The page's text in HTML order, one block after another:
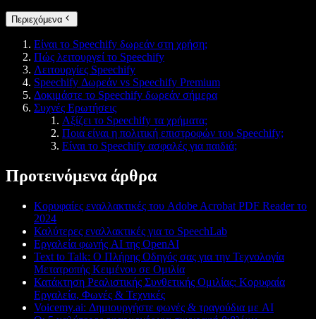
Περιεχόμενα
Είναι το Speechify δωρεάν στη χρήση;
Πώς λειτουργεί το Speechify
Λειτουργίες Speechify
Speechify Δωρεάν vs Speechify Premium
Δοκιμάστε το Speechify δωρεάν σήμερα
Συχνές Ερωτήσεις
Αξίζει το Speechify τα χρήματα;
Ποια είναι η πολιτική επιστροφών του Speechify;
Είναι το Speechify ασφαλές για παιδιά;
Προτεινόμενα άρθρα
Κορυφαίες εναλλακτικές του Adobe Acrobat PDF Reader το
2024
Καλύτερες εναλλακτικές για το SpeechLab
Εργαλεία φωνής AI της OpenAI
Text to Talk: Ο Πλήρης Οδηγός σας για την Τεχνολογία
Μετατροπής Κειμένου σε Ομιλία
Κατάκτηση Ρεαλιστικής Συνθετικής Ομιλίας: Κορυφαία
Εργαλεία, Φωνές & Τεχνικές
Voicemy.ai: Δημιουργήστε φωνές & τραγούδια με AI